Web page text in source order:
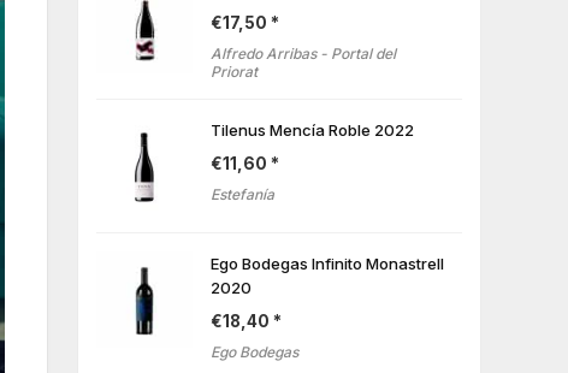
€17,50
Alfredo Arribas - Portal del
Priorat
Tilenus Mencía Roble 2022
€11,60
Estefanía
Ego Bodegas Infinito Monastrell
2020
€18,40
Ego Bodegas